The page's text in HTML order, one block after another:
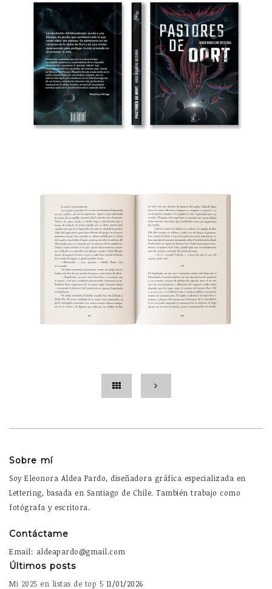
Sobre mí
Soy Eleonora Aldea Pardo, diseñadora gráfica especializada en
Lettering, basada en Santiago de Chile. También trabajo como
fotógrafa y escritora.
Contáctame
Email: aldeapardo@gmail.com
Últimos posts
Mi 2025 en listas de top 5 11/01/2026